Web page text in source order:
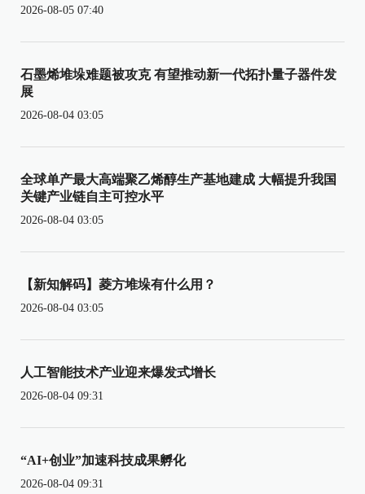
2026-08-05 07:40
石墨烯堆垛难题被攻克 有望推动新一代拓扑量子器件发
展
2026-08-04 03:05
全球单产最大高端聚乙烯醇生产基地建成 大幅提升我国
关键产业链自主可控水平
2026-08-04 03:05
【新知解码】菱方堆垛有什么用？
2026-08-04 03:05
人工智能技术产业迎来爆发式增长
2026-08-04 09:31
“AI+创业”加速科技成果孵化
2026-08-04 09:31